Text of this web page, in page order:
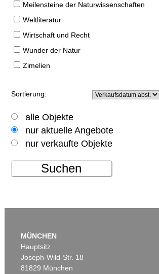
Meilensteine der Naturwissenschaften
Weltliteratur
Wirtschaft und Recht
Wunder der Natur
Zimelien
Sortierung:
alle Objekte
nur aktuelle Angebote
nur verkaufte Objekte
Suchen
MÜNCHEN
Hauptsitz
Joseph-Wild-Str. 18
81829 München